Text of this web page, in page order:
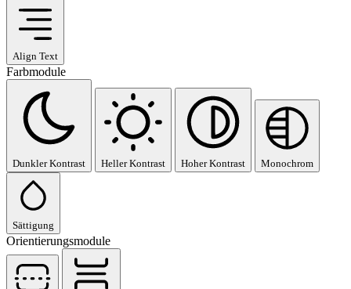
Align Text
Farbmodule
Dunkler Kontrast Heller Kontrast Hoher Kontrast Monochrom
Sättigung
Orientierungsmodule